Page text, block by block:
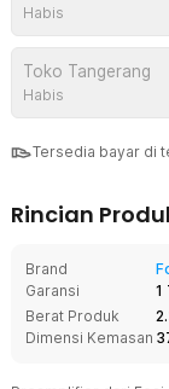
Habis
Toko Tangerang
Habis
Tersedia bayar di
Rincian
Brand
Garansi
1
Berat Produk
Dimensi Kemasan